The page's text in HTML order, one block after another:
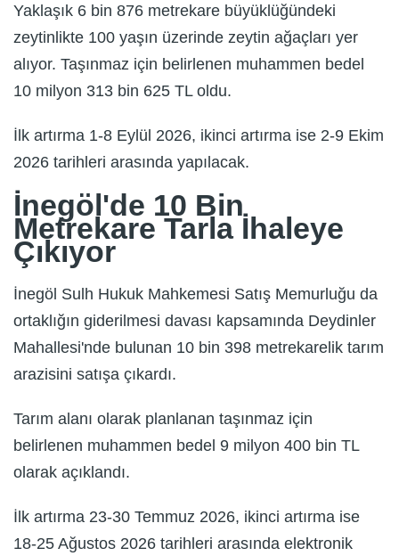
Yaklaşık 6 bin 876 metrekare büyüklüğündeki
zeytinlikte 100 yaşın üzerinde zeytin ağaçları yer
alıyor. Taşınmaz için belirlenen muhammen bedel
10 milyon 313 bin 625 TL oldu.
İlk artırma 1-8 Eylül 2026, ikinci artırma ise 2-9 Ekim
2026 tarihleri arasında yapılacak.
İnegöl'de 10 Bin
Metrekare Tarla İhaleye
Çıkıyor
İnegöl Sulh Hukuk Mahkemesi Satış Memurluğu da
ortaklığın giderilmesi davası kapsamında Deydinler
Mahallesi'nde bulunan 10 bin 398 metrekarelik tarım
arazisini satışa çıkardı.
Tarım alanı olarak planlanan taşınmaz için
belirlenen muhammen bedel 9 milyon 400 bin TL
olarak açıklandı.
İlk artırma 23-30 Temmuz 2026, ikinci artırma ise
18-25 Ağustos 2026 tarihleri arasında elektronik